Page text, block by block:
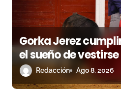
s
Gorka Jerez
el sueño de
los suyos
Redacción Ago 8, 2026